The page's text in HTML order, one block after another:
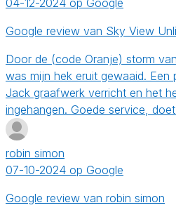
Google review van Sky View
Door de (code Oranje) storm
was mijn hek eruit gewaaid. Een
Jack graafwerk verricht en het
ingehangen. Goede service,
robin simon
07-10-2024 op Google
Google review van robin simon